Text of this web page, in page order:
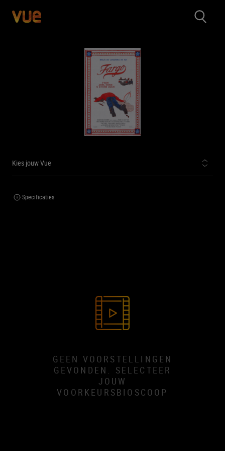
Kies jouw Vue
Specificaties
GEEN VOORSTELLINGEN
GEVONDEN. SELECTEER
JOUW
VOORKEURSBIOSCOOP